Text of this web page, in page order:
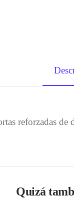
reforzadas
Quizá